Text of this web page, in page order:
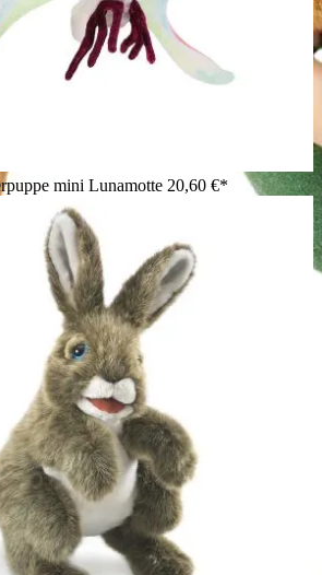
Handpuppe Streifenhörnchen mit
Fell in beiden Händen und
mini Lunamotte 20,60 €*